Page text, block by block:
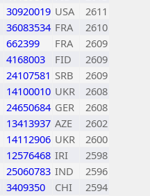
30920019 USA
2611
36083534 FRA
2610
662399 FRA
2609
4168003 FID
2609
24107581 SRB
2609
14100010 UKR
2608
24650684 GER
2608
13413937 AZE
2602
14112906 UKR
2600
12576468 IRI
2598
25060783 IND
2596
3409350 CHI
2594